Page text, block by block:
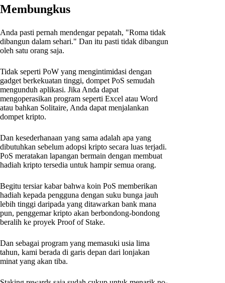
Membungkus
Anda pasti pernah mendengar pepatah, "Roma tidak
dibangun dalam sehari." Dan itu pasti tidak dibangun
oleh satu orang saja.
Tidak seperti PoW yang mengintimidasi dengan
gadget berkekuatan tinggi, dompet PoS semudah
mengunduh aplikasi. Jika Anda dapat
mengoperasikan program seperti Excel atau Word
atau bahkan Solitaire, Anda dapat menjalankan
dompet kripto.
Dan kesederhanaan yang sama adalah apa yang
dibutuhkan sebelum adopsi kripto secara luas terjadi.
PoS meratakan lapangan bermain dengan membuat
hadiah kripto tersedia untuk hampir semua orang.
Begitu tersiar kabar bahwa koin PoS memberikan
hadiah kepada pengguna dengan suku bunga jauh
lebih tinggi daripada yang ditawarkan bank mana
pun, penggemar kripto akan berbondong-bondong
beralih ke proyek Proof of Stake.
Dan sebagai program yang memasuki usia lima
tahun, kami berada di garis depan dari lonjakan
minat yang akan tiba.